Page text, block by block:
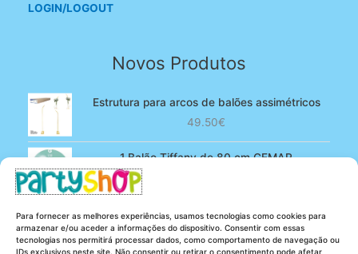
Para fornecer as melhores experiências, usamos tecnologias como cookies para
armazenar e/ou aceder a informações do dispositivo. Consentir com essas
tecnologias nos permitirá processar dados, como comportamento de navegação ou
IDs exclusivos neste site. Não consentir ou retirar o consentimento pode afetar
LOGIN/LOGOUT
Novos Produtos
Estrutura para arcos de balões assimétricos
49.50€
1 Balão Tiffany de 80 cm GEMAR
era:
4.90€.
é:
3.80€.
100 Balões Rosa bebé de 13 cm GEMAR -
Powder pink
5.25€ O
4.20€O